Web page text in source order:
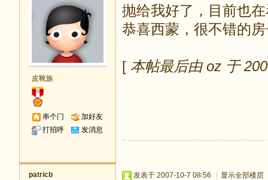
皮靴族
串个门
加好友
打招呼
发消息
抛给我好了，目前也
恭喜西蒙，很不错的
[ 本帖最后由 oz 于
patricb 发表于 2007-10-7 08:56 显示全部楼层